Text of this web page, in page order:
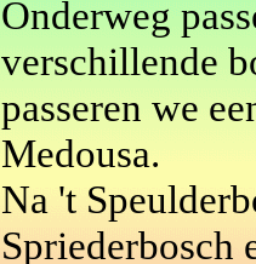
Onderweg
verschillende
passeren we
Medousa.
Na 't
Spriederbosch